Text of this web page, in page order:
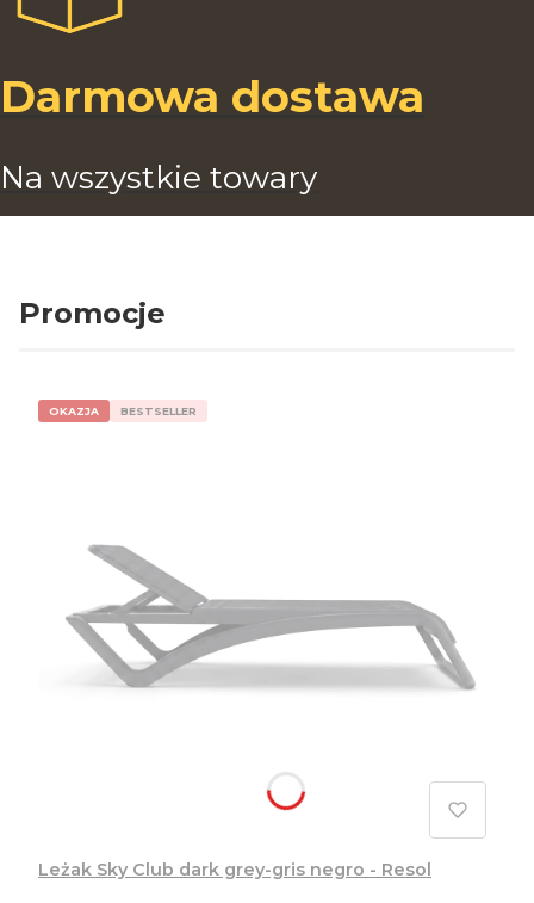
Darmowa dostawa
Na wszystkie towary
Promocje
OKAZJA BESTSELLER
Leżak Sky Club dark grey-gris negro - Resol